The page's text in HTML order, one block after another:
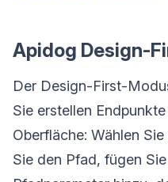
Apidog Design-
Der Design-First-
Sie erstellen
Oberfläche: Wählen
Sie den Pfad, fügen